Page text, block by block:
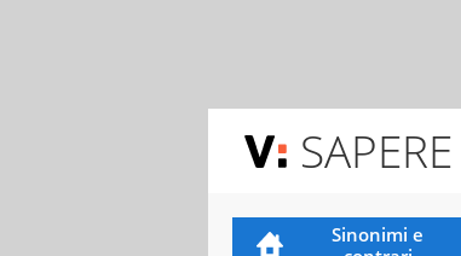
SAPERE
Sinonimi e